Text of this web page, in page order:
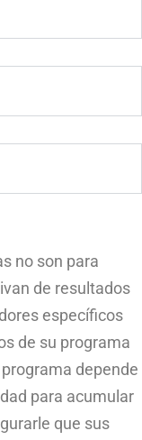
no son para
de resultados
específicos
de su programa
depende
para acumular
que sus